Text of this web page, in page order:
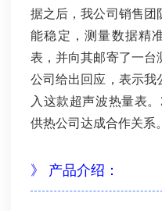
据之后，我公司销售团
能稳定，测量数据精
表，并向其邮寄了一台
公司给出回应，表示我
入这款超声波热量表
供热公司达成合作关系。
》 产品介绍：